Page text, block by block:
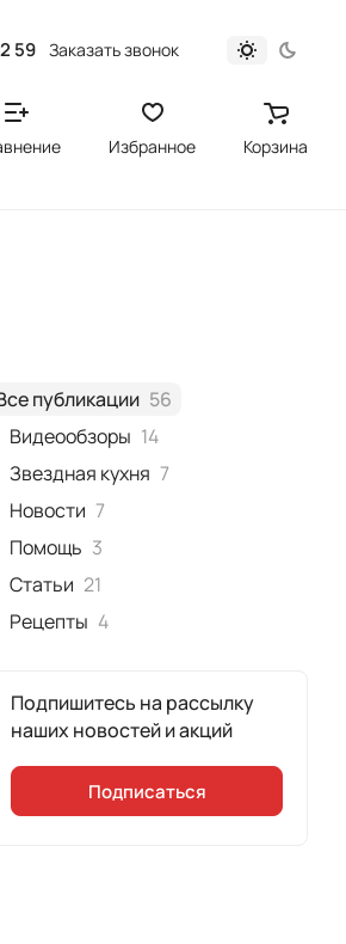
59 Заказать звонок
Избранное Корзина
публикации 56
Видеообзоры 14
Звездная кухня 7
Новости 7
Помощь 3
Статьи 21
Рецепты 4
Подпишитесь на рассылку
наших новостей и акций
Подписаться